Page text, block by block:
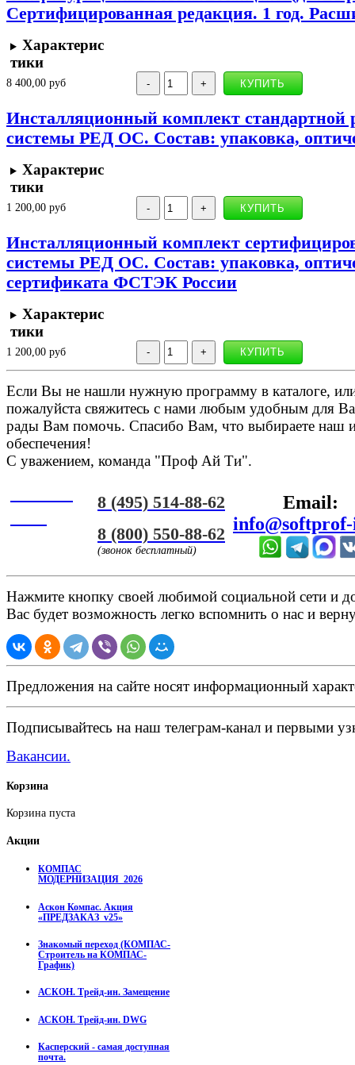
Сертифицированная редакция. 1 год.
Характерис
тики
8 400,00 руб
Инсталляционный комплект стандартной
системы РЕД ОС. Состав: упаковка,
Характерис
тики
1 200,00 руб
Инсталляционный комплект
системы РЕД ОС. Состав: упаковка,
сертификата ФСТЭК России
Характерис
тики
1 200,00 руб
Если Вы не нашли нужную программу в каталоге,
пожалуйста свяжитесь с нами любым удобным для
рады Вам помочь. Спасибо Вам, что выбираете наш
обеспечения!
С уважением, команда "Проф Ай Ти".
8 (495) 514-88-62
8 (800) 550-88-62
(звонок бесплатный)
Email:
Нажмите кнопку своей любимой социальной сети и
Вас будет возможность легко вспомнить о нас и
Предложения на сайте носят информационный
Подписывайтесь на наш телеграм-канал и первыми
Вакансии.
Корзина
Корзина пуста
Акции
КОМПАС
МОДЕРНИЗАЦИЯ_2026
Аскон Компас. Акция
«ПРЕДЗАКАЗ_v25»
Знакомый переход (КОМПАС-
Строитель на КОМПАС-
График)
АСКОН. Трейд-ин. Замещение
АСКОН. Трейд-ин. DWG
Касперский - самая доступная
почта.